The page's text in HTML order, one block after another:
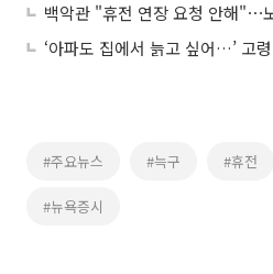
‘아파도 집에서 늙고 싶어…’ 고
#주요뉴스 #늑구 #휴전
#뉴욕증시